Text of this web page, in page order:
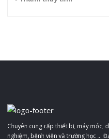
Chuyên cung cấp thiết bị, máy móc,
nghiệm, bệnh viện và trường học ...